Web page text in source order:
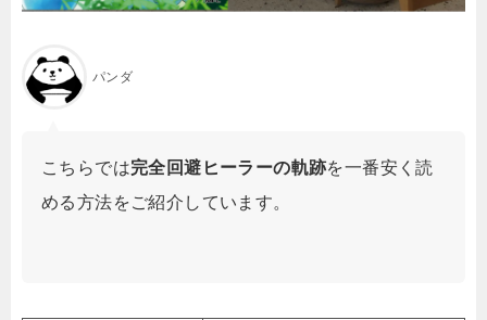
パンダ
こちらでは完全回避ヒーラーの軌跡を一番安く読
める方法をご紹介しています。